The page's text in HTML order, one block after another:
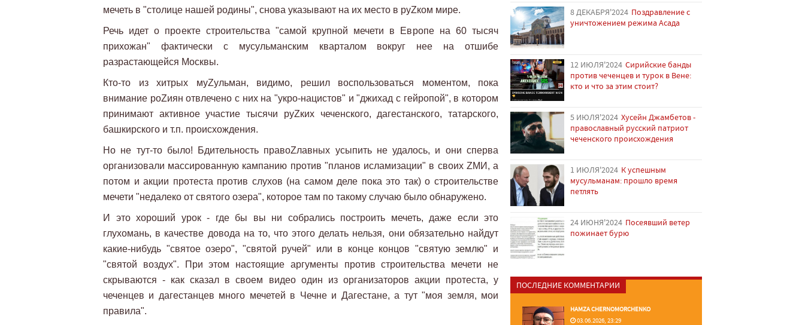
мечеть в "столице нашей родины", снова указывают на их место в руZком мире.
Речь идет о проекте строительства "самой крупной мечети в Европе на 60 тысяч
прихожан" фактически с мусульманским кварталом вокруг нее на отшибе
разрастающейся Москвы.
Кто-то из хитрых муZульман, видимо, решил воспользоваться моментом, пока
внимание роZиян отвлечено с них на "укро-нацистов" и "джихад с гейропой", в котором
принимают активное участие тысячи руZких чеченского, дагестанского, татарского,
башкирского и т.п. происхождения.
Но не тут-то было! Бдительность правоZлавных усыпить не удалось, и они сперва
организовали массированную кампанию против "планов исламизации" в своих ZМИ, а
потом и акции протеста против слухов (на самом деле пока это так) о строительстве
мечети "недалеко от святого озера", которое там по такому случаю было обнаружено.
И это хороший урок - где бы вы ни собрались построить мечеть, даже если это
глухомань, в качестве довода на то, что этого делать нельзя, они обязательно найдут
какие-нибудь "святое озеро", "святой ручей" или в конце концов "святую землю" и
"святой воздух". При этом настоящие аргументы против строительства мечети не
скрываются - как сказал в своем видео один из организаторов акции протеста, у
чеченцев и дагестанцев много мечетей в Чечне и Дагестане, а тут "моя земля, мои
правила".
8 ДЕКАБРЯ'2024 Поздравление с
уничтожением режима Асада
12 ИЮЛЯ'2024 Сирийские банды
против чеченцев и турок в Вене:
кто и что за этим стоит?
5 ИЮЛЯ'2024 Хусейн Джамбетов -
православный русский патриот
чеченского происхождения
1 ИЮЛЯ'2024 К успешным
мусульманам: прошло время
петлять
24 ИЮНЯ'2024 Посеявший ветер
пожинает бурю
ПОСЛЕДНИЕ КОММЕНТАРИИ
HAMZA CHERNOMORCHENKO
03.06.2026, 23:29